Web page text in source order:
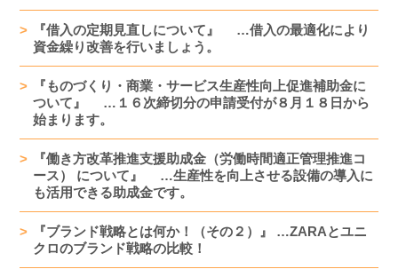
『借入の定期見直しについて』 …借入の最適化により
資金繰り改善を行いましょう。
『ものづくり・商業・サービス生産性向上促進補助金に
ついて』 …１６次締切分の申請受付が８月１８日から
始まります。
『働き方改革推進支援助成金（労働時間適正管理推進コ
ース） について』 …生産性を向上させる設備の導入に
も活用できる助成金です。
『ブランド戦略とは何か！（その２）』 …ZARAとユニ
クロのブランド戦略の比較！